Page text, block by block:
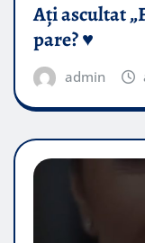
Ați ascultat
pare? ♥️
admin